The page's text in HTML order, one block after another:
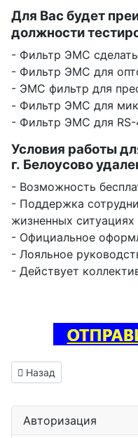
Для Вас будет
должности
- Фильтр ЭМС
- Фильтр ЭМС для
- ЭМС фильтр для
- Фильтр ЭМС для
- Фильтр ЭМС для RS-
Условия работы
г. Белоусово
- Возможность
- Поддержка
жизненных ситуациях
- Официальное
- Лояльное
- Действует
Предыдущий: Инженер
Назад
Авторизация